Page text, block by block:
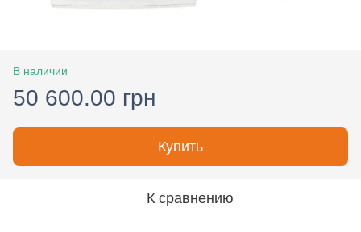
В наличии
50 600.00 грн
Купить
К сравнению